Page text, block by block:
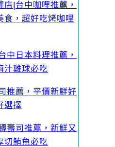
|台中咖哩推薦，
食，超好吃烤咖哩
中日本料理推薦，
汁雞球必吃
推薦，平價新鮮好
選擇
壽司推薦，新鮮又
切鮪魚必吃